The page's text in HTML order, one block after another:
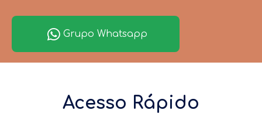
Grupo Whatsapp
Acesso Rápido